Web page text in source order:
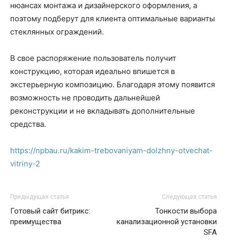
нюансах монтажа и дизайнерского оформления, а
поэтому подберут для клиента оптимальные варианты
стеклянных ограждений.
В свое распоряжение пользователь получит
конструкцию, которая идеально впишется в
экстерьерную композицию. Благодаря этому появится
возможность не проводить дальнейшей
реконструкции и не вкладывать дополнительные
средства.
https://npbau.ru/kakim-trebovaniyam-dolzhny-otvechat-
vitriny-2
Предыдущая статья
Готовый сайт битрикс:
преимущества
Следующая статья
Тонкости выбора
канализационной установки
SFA